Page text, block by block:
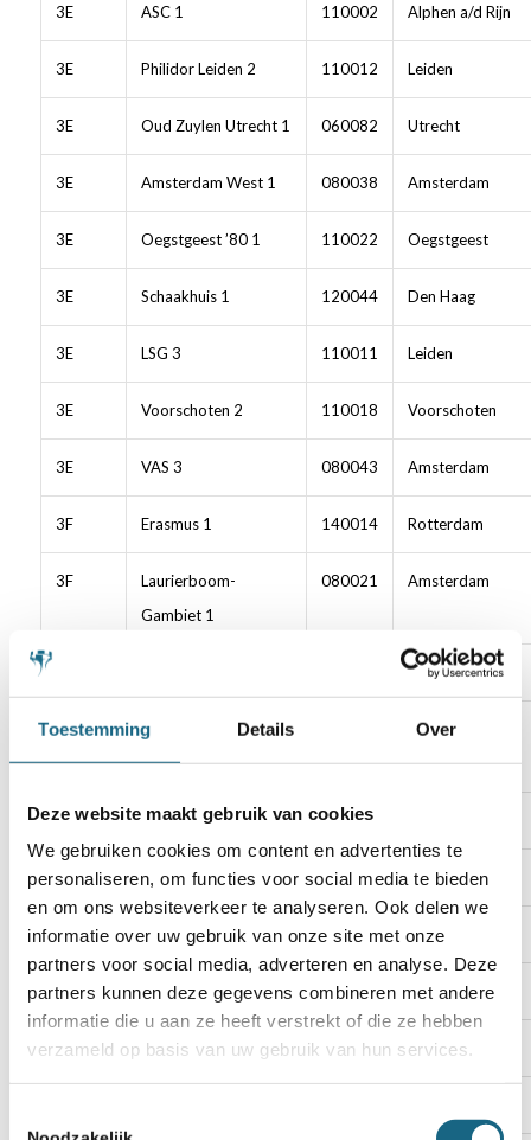
Toestemming Details Over
Deze website maakt gebruik van cookies
We gebruiken cookies om content en advertenties te
personaliseren, om functies voor social media te bieden
en om ons websiteverkeer te analyseren. Ook delen we
informatie over uw gebruik van onze site met onze
partners voor social media, adverteren en analyse. Deze
partners kunnen deze gegevens combineren met andere
informatie die u aan ze heeft verstrekt of die ze hebben
verzameld op basis van uw gebruik van hun services.
3E ASC 1 110002 Alphen a/d Rijn
3E Philidor Leiden 2 110012 Leiden
3E Oud Zuylen Utrecht 1 060082 Utrecht
3E Amsterdam West 1 080038 Amsterdam
3E Oegstgeest ’80 1 110022 Oegstgeest
3E Schaakhuis 1 120044 Den Haag
3E LSG 3 110011 Leiden
3E Voorschoten 2 110018 Voorschoten
3E VAS 3 080043 Amsterdam
3F Erasmus 1 140014 Rotterdam
3F
Laurierboom-
Gambiet 1
080021 Amsterdam
Rotterdam
3F
Krimpen aan den
IJssel 2
Krimpen a/d
IJssel
3F Botwinnik 1 120002
3F DSC Delft 2 120010 Delft
3F Woerden 1 060067 Woerden
3F RSR Ivoren Toren 1 140040 Rotterdam
3F Charlois Europoort 2 140009 Rotterdam